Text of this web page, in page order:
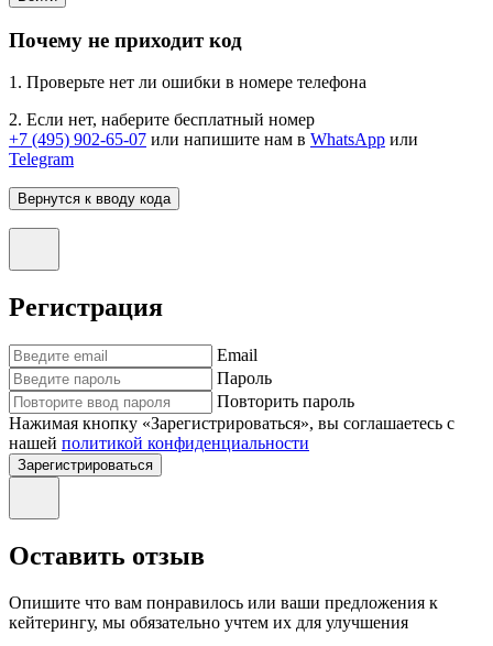
Почему не приходит код
1. Проверьте нет ли ошибки в номере телефона
2. Если нет, наберите бесплатный номер
+7 (495) 902-65-07 или напишите нам в WhatsApp или
Telegram
Вернутся к вводу кода
Регистрация
Email
Пароль
Повторить пароль
Нажимая кнопку «Зарегистрироваться», вы соглашаетесь с
нашей политикой конфиденциальности
Зарегистрироваться
Оставить отзыв
Опишите что вам понравилось или ваши предложения к
кейтерингу, мы обязательно учтем их для улучшения